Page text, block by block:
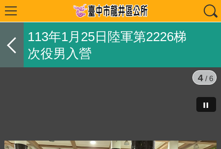
113年1月25日陸軍第2226梯
次役男入營
4 / 6